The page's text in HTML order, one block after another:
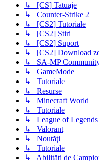
↳ [CS] Tatuaje
↳ Counter-Strike 2
↳ [CS2] Tutoriale
↳ [CS2] Știri
↳ [CS2] Suport
↳ [CS2] Download
↳ SA-MP
↳ GameMode
↳ Tutoriale
↳ Resurse
↳ Minecraft World
↳ Tutoriale
↳ League of Legends
↳ Valorant
↳ Noutăţi
↳ Tutoriale
↳ Abilități de